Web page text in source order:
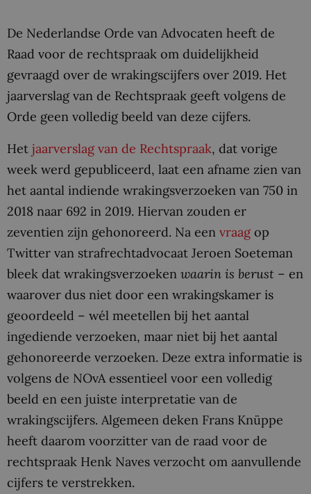
De Nederlandse Orde van Advocaten heeft de
Raad voor de rechtspraak om duidelijkheid
gevraagd over de wrakingscijfers over 2019. Het
jaarverslag van de Rechtspraak geeft volgens de
Orde geen volledig beeld van deze cijfers.
Het jaarverslag van de Rechtspraak, dat vorige
week werd gepubliceerd, laat een afname zien van
het aantal indiende wrakingsverzoeken van 750 in
2018 naar 692 in 2019. Hiervan zouden er
zeventien zijn gehonoreerd. Na een vraag op
Twitter van strafrechtadvocaat Jeroen Soeteman
bleek dat wrakingsverzoeken waarin is berust – en
waarover dus niet door een wrakingskamer is
geoordeeld – wél meetellen bij het aantal
ingediende verzoeken, maar niet bij het aantal
gehonoreerde verzoeken. Deze extra informatie is
volgens de NOvA essentieel voor een volledig
beeld en een juiste interpretatie van de
wrakingscijfers. Algemeen deken Frans Knüppe
heeft daarom voorzitter van de raad voor de
rechtspraak Henk Naves verzocht om aanvullende
cijfers te verstrekken.